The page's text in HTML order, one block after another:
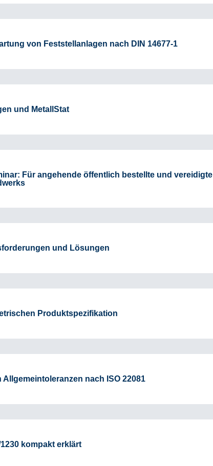
von Feststellanlagen nach DIN 14677-1
und MetallStat
Für angehende öffentlich bestellte und vereidigte
und Lösungen
Produktspezifikation
Allgemeintoleranzen nach ISO 22081
kompakt erklärt